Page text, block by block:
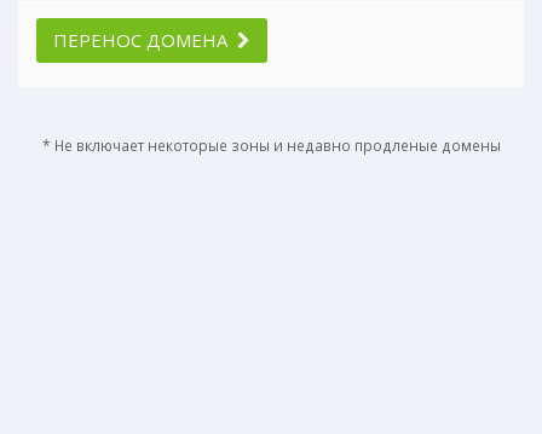
ПЕРЕНОС ДОМЕНА
* Не включает некоторые зоны и недавно продленые домены